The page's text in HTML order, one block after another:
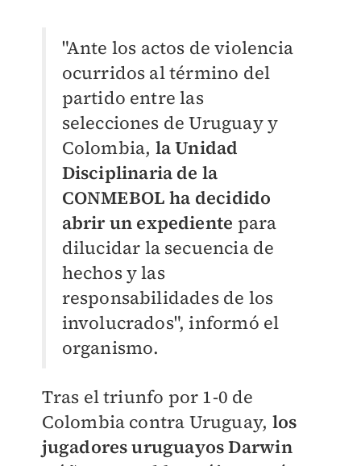
"Ante los actos de violencia
ocurridos al término del
partido entre las
selecciones de Uruguay y
Colombia, la Unidad
Disciplinaria de la
CONMEBOL ha decidido
abrir un expediente para
dilucidar la secuencia de
hechos y las
responsabilidades de los
involucrados", informó el
organismo.
Tras el triunfo por 1-0 de
Colombia contra Uruguay, los
jugadores uruguayos Darwin